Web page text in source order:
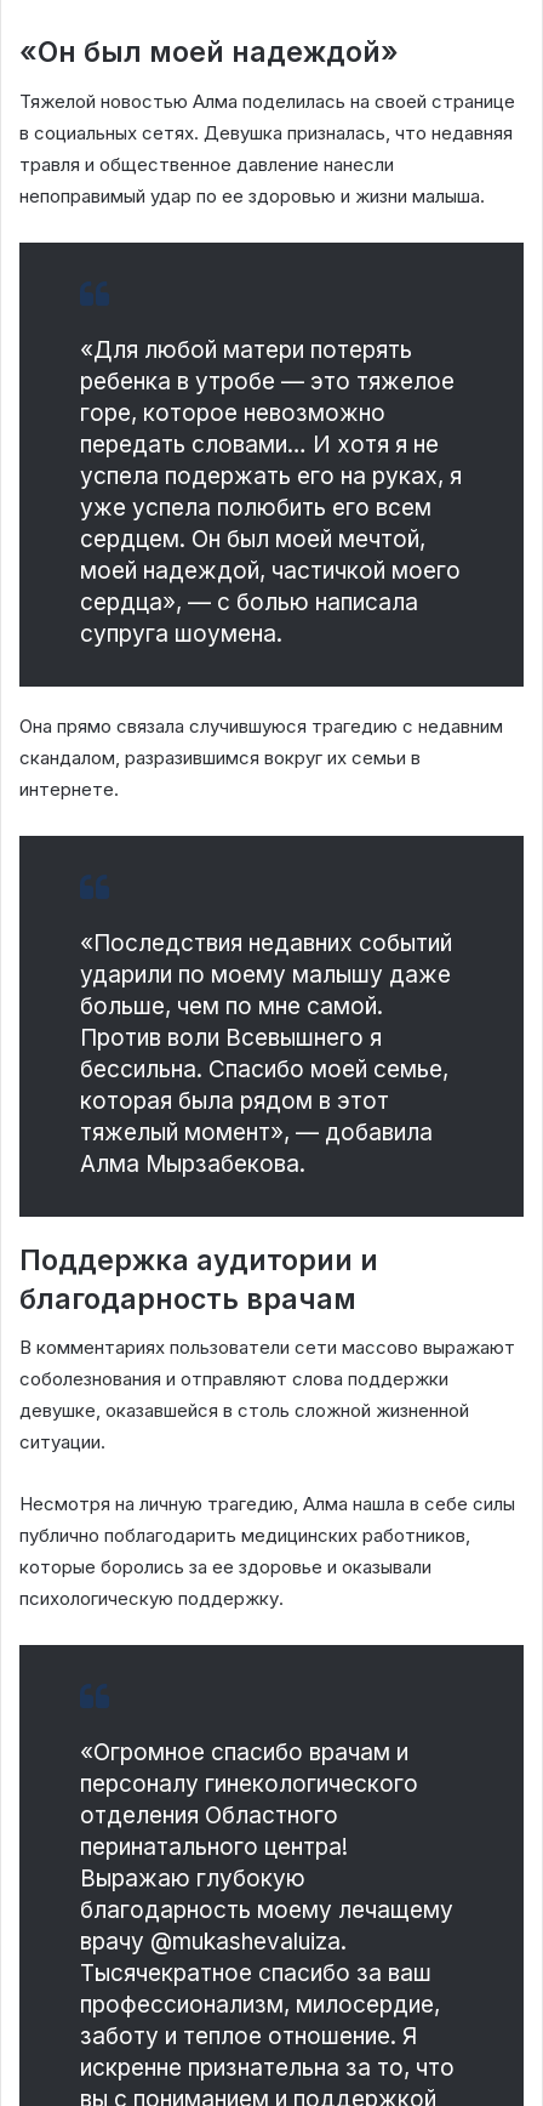
«Он был моей надеждой»
Тяжелой новостью Алма поделилась на своей странице
в социальных сетях. Девушка призналась, что недавняя
травля и общественное давление нанесли
непоправимый удар по ее здоровью и жизни малыша.
«Для любой матери потерять
ребенка в утробе — это тяжелое
горе, которое невозможно
передать словами… И хотя я не
успела подержать его на руках, я
уже успела полюбить его всем
сердцем. Он был моей мечтой,
моей надеждой, частичкой моего
сердца», — с болью написала
супруга шоумена.
Она прямо связала случившуюся трагедию с недавним
скандалом, разразившимся вокруг их семьи в
интернете.
«Последствия недавних событий
ударили по моему малышу даже
больше, чем по мне самой.
Против воли Всевышнего я
бессильна. Спасибо моей семье,
которая была рядом в этот
тяжелый момент», — добавила
Алма Мырзабекова.
Поддержка аудитории и
благодарность врачам
В комментариях пользователи сети массово выражают
соболезнования и отправляют слова поддержки
девушке, оказавшейся в столь сложной жизненной
ситуации.
Несмотря на личную трагедию, Алма нашла в себе силы
публично поблагодарить медицинских работников,
которые боролись за ее здоровье и оказывали
психологическую поддержку.
«Огромное спасибо врачам и
персоналу гинекологического
отделения Областного
перинатального центра!
Выражаю глубокую
благодарность моему лечащему
врачу @mukashevaluiza.
Тысячекратное спасибо за ваш
профессионализм, милосердие,
заботу и теплое отношение. Я
искренне признательна за то, что
вы с пониманием и поддержкой